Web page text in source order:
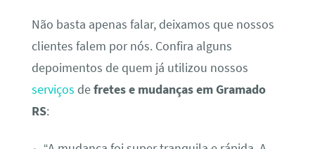
Não basta apenas falar, deixamos que nossos
clientes falem por nós. Confira alguns
depoimentos de quem já utilizou nossos
serviços defretes e mudanças em Gramado
RS: